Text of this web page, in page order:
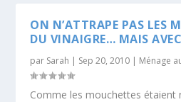
ON N’ATTRAPE PAS LES
DU VINAIGRE… MAIS
par Sarah | Sep 20, 2010 | Ménage
Comme les mouchettes étaient